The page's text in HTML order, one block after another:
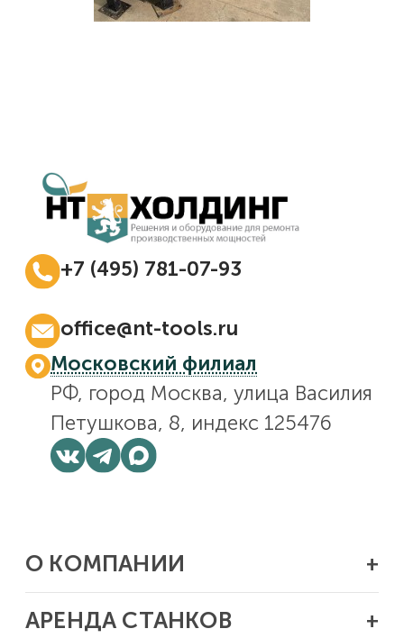
+7 (495) 781-07-93
office@nt-tools.ru
Московский филиал
РФ, город Москва, улица Василия
Петушкова, 8, индекс 125476
О КОМПАНИИ
Новости
АРЕНДА СТАНКОВ